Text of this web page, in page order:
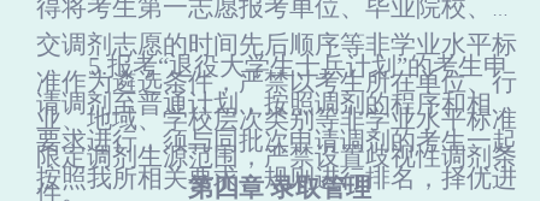
得将考生第一志愿报考单位、毕业院校、提
交调剂志愿的时间先后顺序等非学业水平标
准作为遴选条件，严禁以考生所在单位、行
业、地域、学校层次类别等非学业水平标准
限定调剂生源范围，严禁设置歧视性调剂条
件。
5.报考“退役大学生士兵计划”的考生申
请调剂至普通计划，按照调剂的程序和相关
要求进行，须与同批次申请调剂的考生一起
按照我所相关要求、规则进行排名，择优进
第四章 录取管理